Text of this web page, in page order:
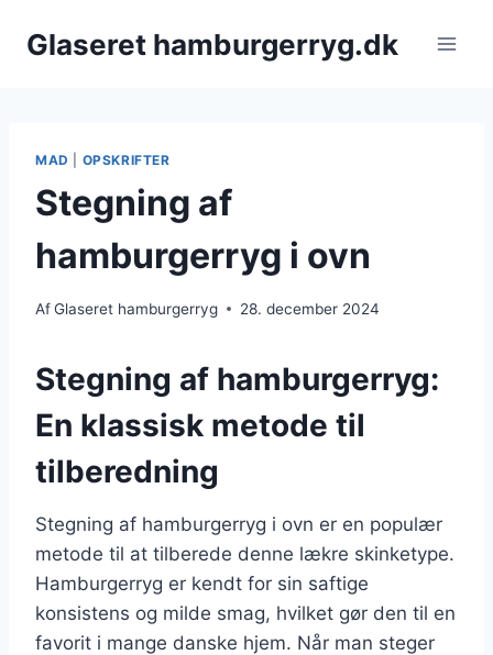
Glaseret hamburgerryg.dk
MAD OPSKRIFTER
Stegning af
hamburgerryg i ovn
AfGlaseret hamburgerryg 28. december 2024
Stegning af hamburgerryg:
En klassisk metode til
tilberedning
Stegning af hamburgerryg i ovn er en populær
metode til at tilberede denne lækre skinketype.
Hamburgerryg er kendt for sin saftige
konsistens og milde smag, hvilket gør den til en
favorit i mange danske hjem. Når man steger